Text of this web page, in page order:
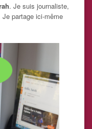
. Je suis journaliste,
partage ici-même